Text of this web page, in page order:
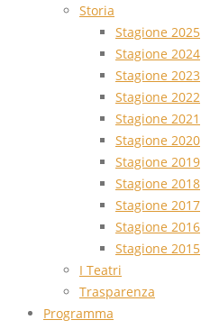
Storia
Stagione 2025
Stagione 2024
Stagione 2023
Stagione 2022
Stagione 2021
Stagione 2020
Stagione 2019
Stagione 2018
Stagione 2017
Stagione 2016
Stagione 2015
I Teatri
Trasparenza
Programma